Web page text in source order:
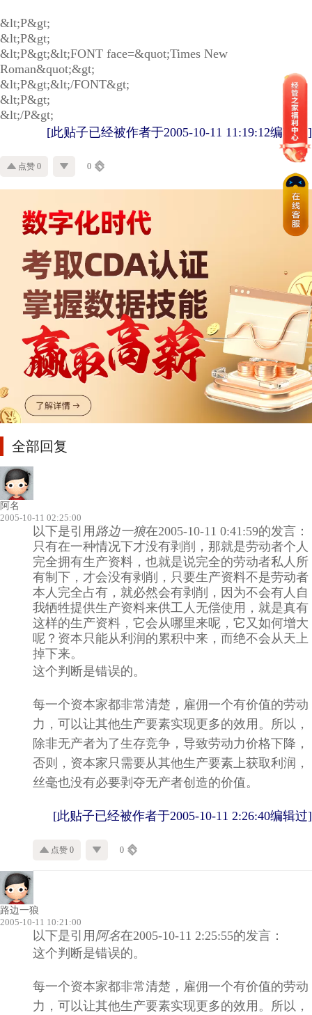
&lt;P&gt;
&lt;P&gt;
&lt;P&gt;&lt;FONT face=&quot;Times New
Roman&quot;&gt;
&lt;P&gt;&lt;/FONT&gt;
&lt;P&gt;
&lt;/P&gt;
[此贴子已经被作者于2005-10-11 11:19:12编辑过]
点赞 0 0
全部回复
阿名
2005-10-11 02:25:00
以下是引用 路边一狼在2005-10-11 0:41:59的发言：
只有在一种情况下才没有剥削，那就是劳动者个人
完全拥有生产资料，也就是说完全的劳动者私人所
有制下，才会没有剥削，只要生产资料不是劳动者
本人完全占有，就必然会有剥削，因为不会有人自
我牺牲提供生产资料来供工人无偿使用，就是真有
这样的生产资料，它会从哪里来呢，它又如何增大
呢？资本只能从利润的累积中来，而绝不会从天上
掉下来。
这个判断是错误的。
每一个资本家都非常清楚，雇佣一个有价值的劳动
力，可以让其他生产要素实现更多的效用。所以，
除非无产者为了生存竞争，导致劳动力价格下降，
否则，资本家只需要从其他生产要素上获取利润，
丝毫也没有必要剥夺无产者创造的价值。
[此贴子已经被作者于2005-10-11 2:26:40编辑过]
点赞 0 0
路边一狼
2005-10-11 10:21:00
以下是引用 阿名在2005-10-11 2:25:55的发言：
这个判断是错误的。
每一个资本家都非常清楚，雇佣一个有价值的劳动
力，可以让其他生产要素实现更多的效用。所以，